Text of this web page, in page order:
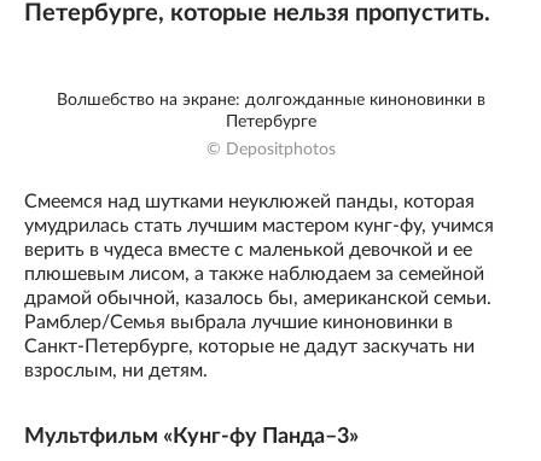
Петербурге, которые нельзя пропустить.
Волшебство на экране: долгожданные киноновинки в
Петербурге
© Depositphotos
Смеемся над шутками неуклюжей панды, которая
умудрилась стать лучшим мастером кунг-фу, учимся
верить в чудеса вместе с маленькой девочкой и ее
плюшевым лисом, а также наблюдаем за семейной
драмой обычной, казалось бы, американской семьи.
Рамблер/Семья выбрала лучшие киноновинки в
Санкт-Петербурге, которые не дадут заскучать ни
взрослым, ни детям.
Мультфильм «Кунг-фу Панда–3»